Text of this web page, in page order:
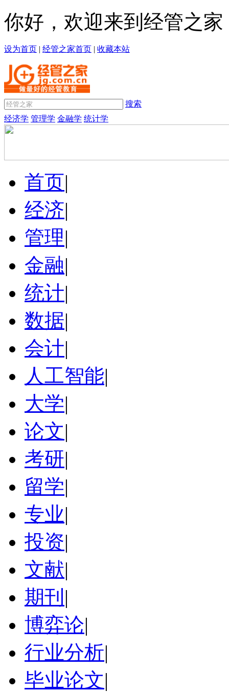
你好，欢迎来到经管之家
设为首页 | 经管之家首页 | 收藏本站
搜索
经济学 管理学 金融学 统计学
首页|
经济|
管理|
金融|
统计|
数据|
会计|
人工智能|
大学|
论文|
考研|
留学|
专业|
投资|
文献|
期刊 |
博弈论|
行业分析|
毕业论文|